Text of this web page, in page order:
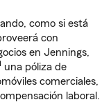
como si está
con
en Jennings,
una póliza de
comerciales,
laboral.